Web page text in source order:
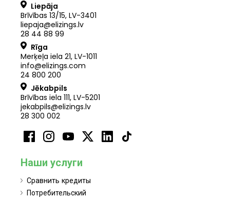
Liepāja
Brīvības 13/15, LV-3401
liepaja@elizings.lv
28 44 88 99
Rīga
Merķeļa iela 21, LV-1011
info@elizings.com
24 800 200
Jēkabpils
Brīvības iela 111, LV-5201
jekabpils@elizings.lv
28 300 002
Наши услуги
Сравнить кредиты
Потребительский